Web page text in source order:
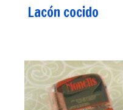
Lacón cocido